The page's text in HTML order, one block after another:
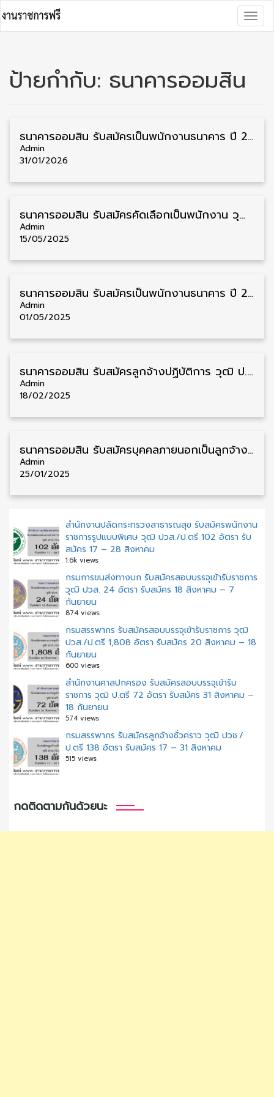
to
content
ป้ายกำกับ: ธนาคารออมสิน
ธนาคารออมสิน รับสมัครเป็นพนักงานธนาคาร ปี 2569 หลายวุฒิ หลายตำแหน่ง กรอกใบสมัครออนไลน์
Admin
31/01/2026
ธนาคารออมสิน รับสมัครคัดเลือกเป็นพนักงาน วุฒิ ป.ตรี หลายสาขา รับสมัคร 9 พฤษภาคม – 8 มิถุนายน
Admin
15/05/2025
ธนาคารออมสิน รับสมัครเป็นพนักงานธนาคาร ปี 2568 หลายวุฒิ หลายตำแหน่ง กรอกใบสมัครออนไลน์
Admin
01/05/2025
ธนาคารออมสิน รับสมัครลูกจ้างปฏิบัติการ วุฒิ ป.ตรี หลายอัตรา รับสมัครตั้งแต่บัดนี้ – 30 เมษายน
Admin
18/02/2025
ธนาคารออมสิน รับสมัครบุคคลภายนอกเป็นลูกจ้าง วุฒิ ป.ตรี หลายจังหวัด รับสมัครด้วยตนเอง
Admin
25/01/2025
สำนักงานปลัดกระทรวงสาธารณสุข รับสมัครพนักงาน
ราชการรูปแบบพิเศษ วุฒิ ปวส./ป.ตรี 102 อัตรา รับ
สมัคร 17 – 28 สิงหาคม
1.6k views
กรมการขนส่งทางบก รับสมัครสอบบรรจุเข้ารับราชการ
วุฒิ ปวส. 24 อัตรา รับสมัคร 18 สิงหาคม – 7
กันยายน
874 views
กรมสรรพากร รับสมัครสอบบรรจุเข้ารับราชการ วุฒิ
ปวส./ป.ตรี 1,808 อัตรา รับสมัคร 20 สิงหาคม – 18
กันยายน
600 views
สํานักงานศาลปกครอง รับสมัครสอบบรรจุเข้ารับ
ราชการ วุฒิ ป.ตรี 72 อัตรา รับสมัคร 31 สิงหาคม –
18 กันยายน
574 views
กรมสรรพากร รับสมัครลูกจ้างชั่วคราว วุฒิ ปวช./
ป.ตรี 138 อัตรา รับสมัคร 17 – 31 สิงหาคม
515 views
กดติดตามกันด้วยนะ